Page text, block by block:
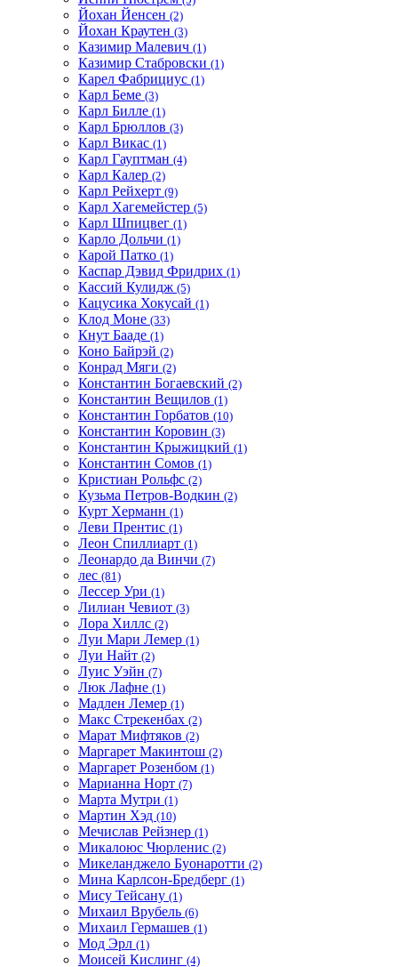
Йохан Йенсен (2)
Йохан Краутен (3)
Казимир Малевич (1)
Казимир Стабровски (1)
Карел Фабрициус (1)
Карл Беме (3)
Карл Билле (1)
Карл Брюллов (3)
Карл Викас (1)
Карл Гауптман (4)
Карл Калер (2)
Карл Рейхерт (9)
Карл Хагемейстер (5)
Карл Шпицвег (1)
Карло Дольчи (1)
Карой Патко (1)
Каспар Дэвид Фридрих (1)
Кассий Кулидж (5)
Кацусика Хокусай (1)
Клод Моне (33)
Кнут Бааде (1)
Коно Байрэй (2)
Конрад Мяги (2)
Константин Богаевский (2)
Константин Вещилов (1)
Константин Горбатов (10)
Константин Коровин (3)
Константин Крыжицкий (1)
Константин Сомов (1)
Кристиан Рольфс (2)
Кузьма Петров-Водкин (2)
Курт Херманн (1)
Леви Прентис (1)
Леон Спиллиарт (1)
Леонардо да Винчи (7)
лес (81)
Лессер Ури (1)
Лилиан Чевиот (3)
Лора Хиллс (2)
Луи Мари Лемер (1)
Луи Найт (2)
Луис Уэйн (7)
Люк Лафне (1)
Мадлен Лемер (1)
Макс Стрекенбах (2)
Марат Мифтяков (2)
Маргарет Макинтош (2)
Маргарет Розенбом (1)
Марианна Норт (7)
Марта Мутри (1)
Мартин Хэд (10)
Мечислав Рейзнер (1)
Микалоюс Чюрленис (2)
Микеланджело Буонаротти (2)
Мина Карлсон-Бредберг (1)
Мису Тейсану (1)
Михаил Врубель (6)
Михаил Гермашев (1)
Мод Эрл (1)
Моисей Кислинг (4)